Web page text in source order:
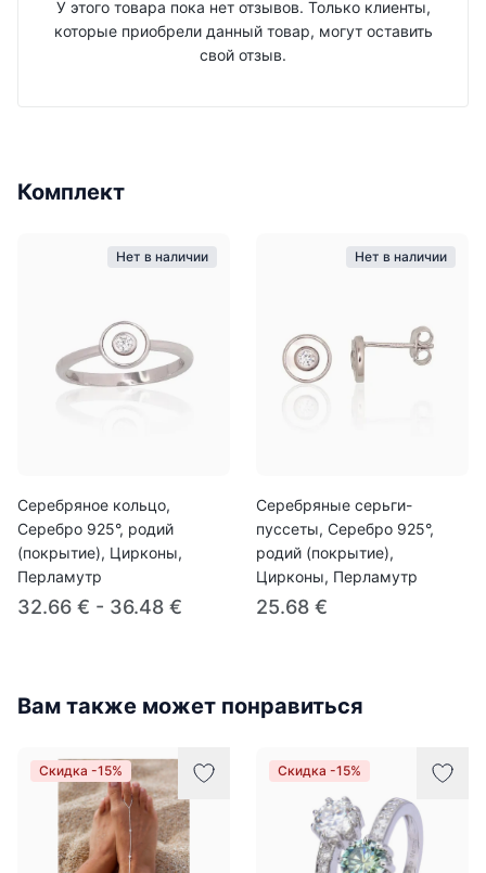
У этого товара пока нет отзывов. Только клиенты,
которые приобрели данный товар, могут оставить
свой отзыв.
Комплект
Нет в наличии
Серебряное кольцо,
Серебро 925°, родий
(покрытие), Цирконы,
Перламутр
32.66 € - 36.48 €
Нет в наличии
Серебряные серьги-
пуссеты, Серебро 925°,
родий (покрытие),
Цирконы, Перламутр
25.68 €
Вам также может понравиться
Скидка -15% Скидка -15%